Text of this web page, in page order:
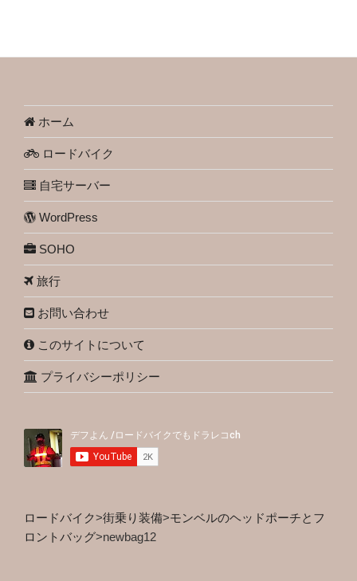
ホーム
ロードバイク
自宅サーバー
WordPress
SOHO
旅行
お問い合わせ
このサイトについて
プライバシーポリシー
ロードバイク>街乗り装備>モンベルのヘッドポーチとフ
ロントバッグ>newbag12